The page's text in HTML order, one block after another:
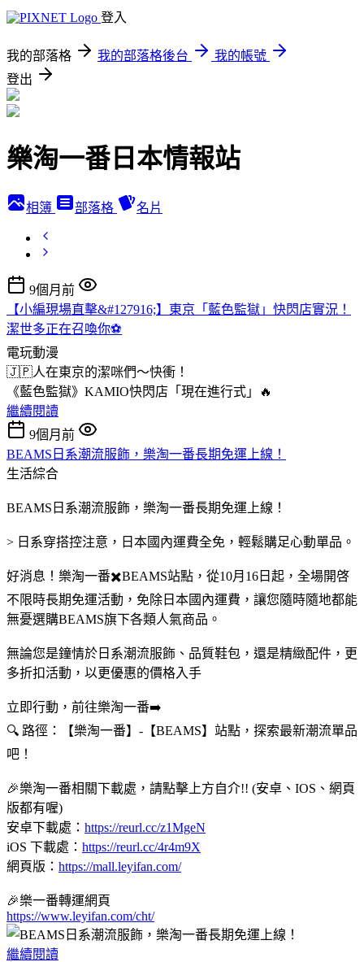
登入
我的部落格 我的部落格後台
我的帳號
登出
樂淘一番日本情報站
相簿 部落格 名片
9個月前
【小編現場直擊&#127916;】東京「藍色監獄」快閃店實況！
潔世多正在召喚你⚽
電玩動漫
🇯🇵人在東京的潔咪們～快衝！
《藍色監獄》KAMIO快閃店「現在進行式」🔥
繼續閱讀
9個月前
BEAMS日系潮流服飾，樂淘一番長期免運上線！
生活綜合
BEAMS日系潮流服飾，樂淘一番長期免運上線！
> 日系穿搭控注意，日本國內運費全免，輕鬆購足心動單品。
好消息！樂淘一番✖️BEAMS站點，從10月16日起，全場開啓
不限時長期免運活動，免除日本國內運費，讓您隨時隨地都能
無憂選購BEAMS旗下各類人氣商品。
無論您是鐘情於日系潮流服飾、品質鞋包，還是精緻配件，更
多折扣活動，以更優惠的價格入手
立即行動，前往樂淘一番➡️
🔍 路徑：【樂淘一番】-【BEAMS】站點，探索最新潮流單品
吧！
🎉樂淘一番相關下載處，請點擊上方自介!! (安卓、IOS、網頁
版都有喔)
安卓下載處： https://reurl.cc/z1MgeN
iOS 下載處： https://reurl.cc/4r4m9X
網頁版： https://mall.leyifan.com/
🎉樂一番轉運網頁
https://www.leyifan.com/cht/
繼續閱讀